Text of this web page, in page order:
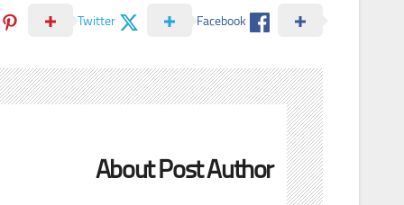
Facebook
Twitter
About Post Author